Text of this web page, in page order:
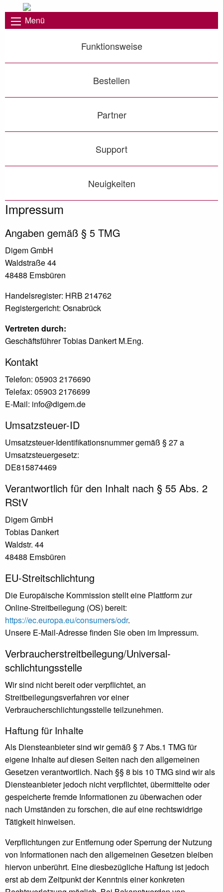
Menü
Funktionsweise
Bestellen
Partner
Support
Neuigkeiten
Impressum
Angaben gemäß § 5 TMG
Digem GmbH
Waldstraße 44
48488 Emsbüren
Handelsregister: HRB 214762
Registergericht: Osnabrück
Vertreten durch:
Geschäftsführer Tobias Dankert M.Eng.
Kontakt
Telefon: 05903 2176690
Telefax: 05903 2176699
E-Mail: info@digem.de
Umsatzsteuer-ID
Umsatzsteuer-Identifikationsnummer gemäß § 27 a
Umsatzsteuergesetz:
DE815874469
Verantwortlich für den Inhalt nach § 55 Abs. 2
RStV
Digem GmbH
Tobias Dankert
Waldstr. 44
48488 Emsbüren
EU-Streitschlichtung
Die Europäische Kommission stellt eine Plattform zur
Online-Streitbeilegung (OS) bereit:
https://ec.europa.eu/consumers/odr.
Unsere E-Mail-Adresse finden Sie oben im Impressum.
Verbraucher­streit­beilegung/Universal­
schlichtungs­stelle
Wir sind nicht bereit oder verpflichtet, an
Streitbeilegungsverfahren vor einer
Verbraucherschlichtungsstelle teilzunehmen.
Haftung für Inhalte
Als Diensteanbieter sind wir gemäß § 7 Abs.1 TMG für
eigene Inhalte auf diesen Seiten nach den allgemeinen
Gesetzen verantwortlich. Nach §§ 8 bis 10 TMG sind wir als
Diensteanbieter jedoch nicht verpflichtet, übermittelte oder
gespeicherte fremde Informationen zu überwachen oder
nach Umständen zu forschen, die auf eine rechtswidrige
Tätigkeit hinweisen.
Verpflichtungen zur Entfernung oder Sperrung der Nutzung
von Informationen nach den allgemeinen Gesetzen bleiben
hiervon unberührt. Eine diesbezügliche Haftung ist jedoch
erst ab dem Zeitpunkt der Kenntnis einer konkreten